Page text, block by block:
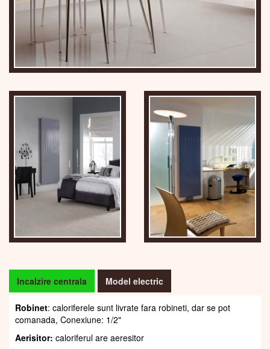
Incalzire centrala Model electric
Robinet: caloriferele sunt livrate fara robineti, dar se pot
comanada, Conexiune: 1/2"
Aerisitor: caloriferul are aeresitor